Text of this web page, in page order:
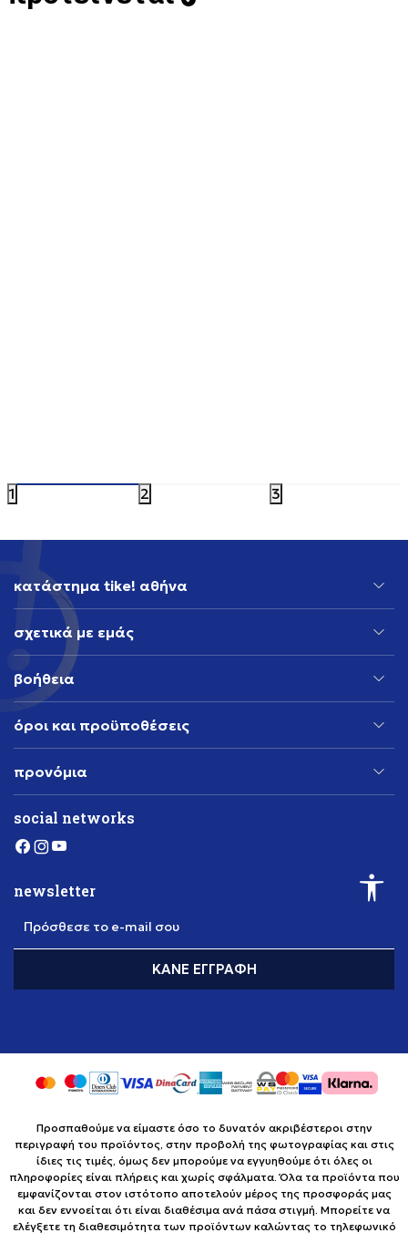
1 2 3
κατάστημα tike! αθήνα
σχετικά με εμάς
βοήθεια
όροι και προϋποθέσεις
προνόμια
social networks
newsletter
Πρόσθεσε το e-mail σου
ΚΆΝΕ ΕΓΓΡΑΦΉ
Προσπαθούμε να είμαστε όσο το δυνατόν ακριβέστεροι στην
περιγραφή του προϊόντος, στην προβολή της φωτογραφίας και στις
ίδιες τις τιμές, όμως δεν μπορούμε να εγγυηθούμε ότι όλες οι
πληροφορίες είναι πλήρεις και χωρίς σφάλματα. Όλα τα προϊόντα που
εμφανίζονται στον ιστότοπο αποτελούν μέρος της προσφοράς μας
και δεν εννοείται ότι είναι διαθέσιμα ανά πάσα στιγμή. Μπορείτε να
ελέγξετε τη διαθεσιμότητα των προϊόντων καλώντας το τηλεφωνικό